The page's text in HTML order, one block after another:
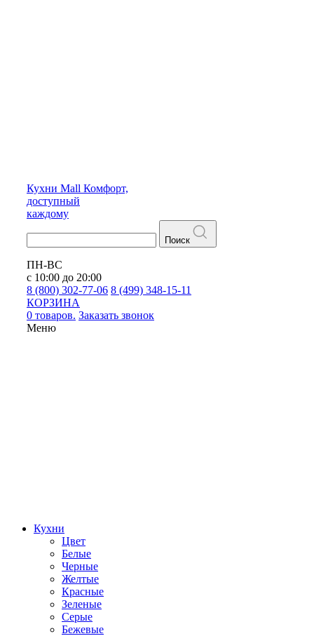
Кухни Mall Комфорт,
доступный
каждому
Поиск
ПН-ВС
с 10:00 до 20:00
8 (800) 302-77-06 8 (499) 348-15-11
КОРЗИНА
0 товаров. Заказать звонок
Меню
Кухни
Цвет
Белые
Черные
Желтые
Красные
Зеленые
Серые
Бежевые